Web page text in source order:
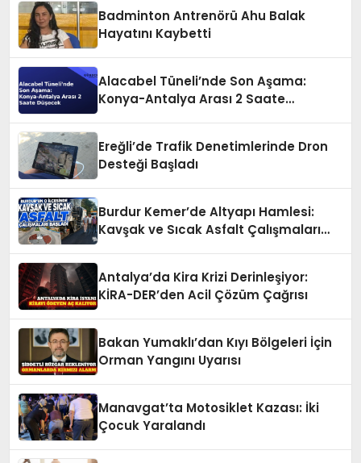
Badminton Antrenörü Ahu Balak
Hayatını Kaybetti
Alacabel Tüneli’nde Son Aşama:
Konya-Antalya Arası 2 Saate
Ereğli’de Trafik Denetimlerinde Dron
Desteği Başladı
Burdur Kemer’de Altyapı Hamlesi:
Kavşak ve Sıcak Asfalt Çalışmaları
Antalya’da Kira Krizi Derinleşiyor:
KİRA-DER’den Acil Çözüm Çağrısı
Bakan Yumaklı’dan Kıyı Bölgeleri İçin
Orman Yangını Uyarısı
Manavgat’ta Motosiklet Kazası: İki
Çocuk Yaralandı